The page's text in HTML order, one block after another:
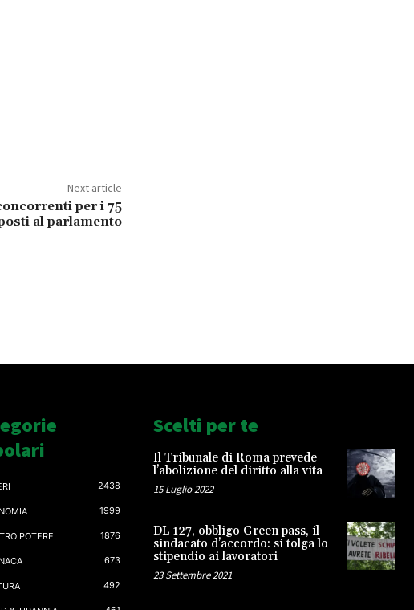
Next article
per i 75
al parlamento
2438
1999
POTERE 1876
673
492
Scelti per te
Il Tribunale di Roma prevede
l’abolizione del diritto alla vita
15 Luglio 2022
DL 127, obbligo Green pass, il
sindacato d’accordo: si tolga lo
stipendio ai lavoratori
23 Settembre 2021